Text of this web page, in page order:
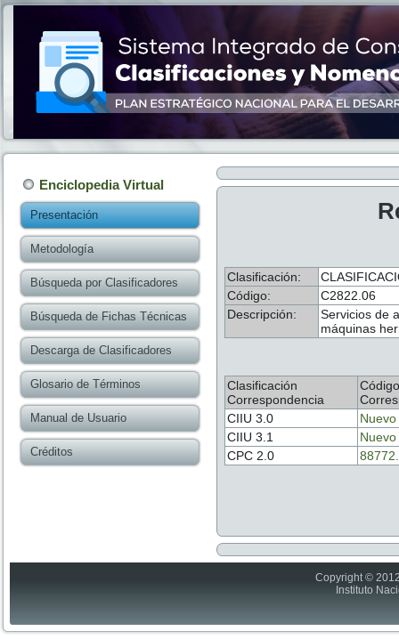
Enciclopedia Virtual
Presentación
Metodología
Búsqueda por Clasificadores
Búsqueda de Fichas Técnicas
Descarga de Clasificadores
Glosario de Términos
Manual de Usuario
Créditos
Clasificación:
Código:
C2822.06
Descripción:
Servicios de
máquinas
Clasificación
Correspondencia
Código
CIIU 3.0
Nuevo
CIIU 3.1
Nuevo
CPC 2.0
Copyright ©
Instituto